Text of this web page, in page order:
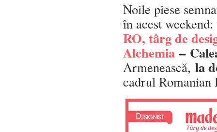
Noile piese
în acest
RO, târg de
Alchemia –
Armenească, la
cadrul Romanian